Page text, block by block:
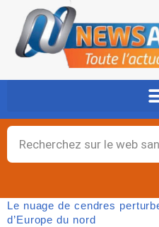
contenu
Rechercher
Le nuage de cendres
d’Europe du nord